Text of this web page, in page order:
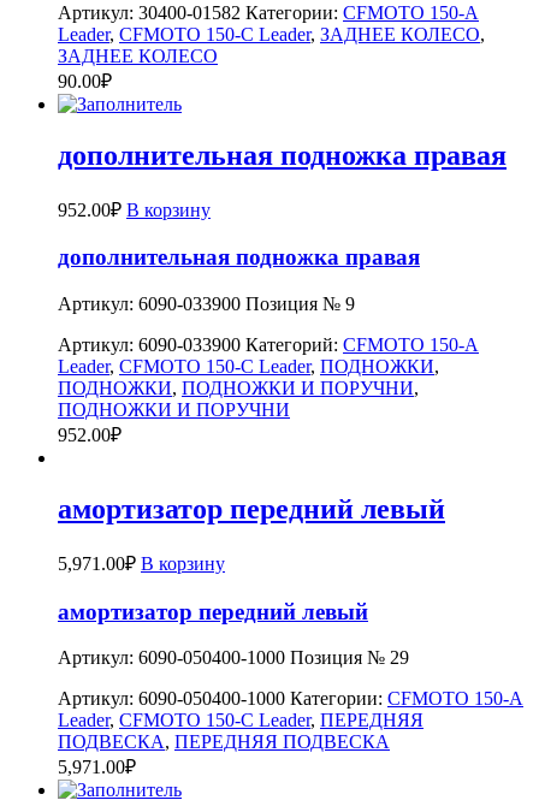
Артикул: 30400-01582 Категории: CFMOTO 150-A
Leader, CFMOTO 150-C Leader, ЗАДНЕЕ КОЛЕСО,
ЗАДНЕЕ КОЛЕСО
90.00₽
дополнительная подножка правая
952.00₽ В корзину
дополнительная подножка правая
Артикул: 6090-033900 Позиция № 9
Артикул: 6090-033900 Категорий: CFMOTO 150-A
Leader, CFMOTO 150-C Leader, ПОДНОЖКИ,
ПОДНОЖКИ, ПОДНОЖКИ И ПОРУЧНИ,
ПОДНОЖКИ И ПОРУЧНИ
952.00₽
амортизатор передний левый
5,971.00₽ В корзину
амортизатор передний левый
Артикул: 6090-050400-1000 Позиция № 29
Артикул: 6090-050400-1000 Категории: CFMOTO 150-A
Leader, CFMOTO 150-C Leader, ПЕРЕДНЯЯ
ПОДВЕСКА, ПЕРЕДНЯЯ ПОДВЕСКА
5,971.00₽